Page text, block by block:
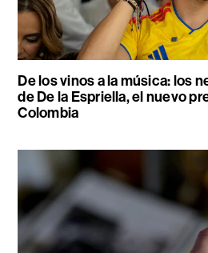
De los vinos a la música: los
de De la Espriella, el nuevo
Colombia